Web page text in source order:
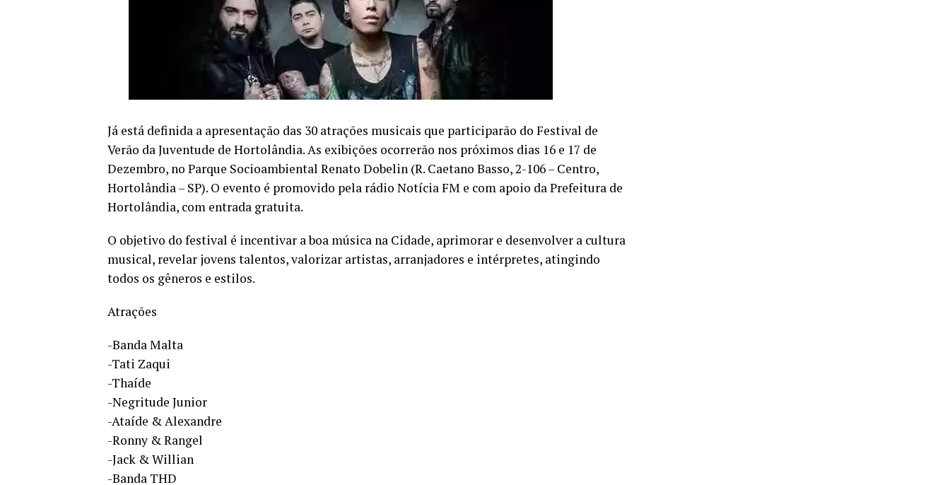
Já está definida a apresentação das 30 atrações musicais que participarão do Festival de
Verão da Juventude de Hortolândia. As exibições ocorrerão nos próximos dias 16 e 17 de
Dezembro, no Parque Socioambiental Renato Dobelin (R. Caetano Basso, 2-106 – Centro,
Hortolândia – SP). O evento é promovido pela rádio Notícia FM e com apoio da Prefeitura de
Hortolândia, com entrada gratuita.
O objetivo do festival é incentivar a boa música na Cidade, aprimorar e desenvolver a cultura
musical, revelar jovens talentos, valorizar artistas, arranjadores e intérpretes, atingindo
todos os gêneros e estilos.
Atrações
-Banda Malta
-Tati Zaqui
-Thaíde
-Negritude Junior
-Ataíde & Alexandre
-Ronny & Rangel
-Jack & Willian
-Banda THD